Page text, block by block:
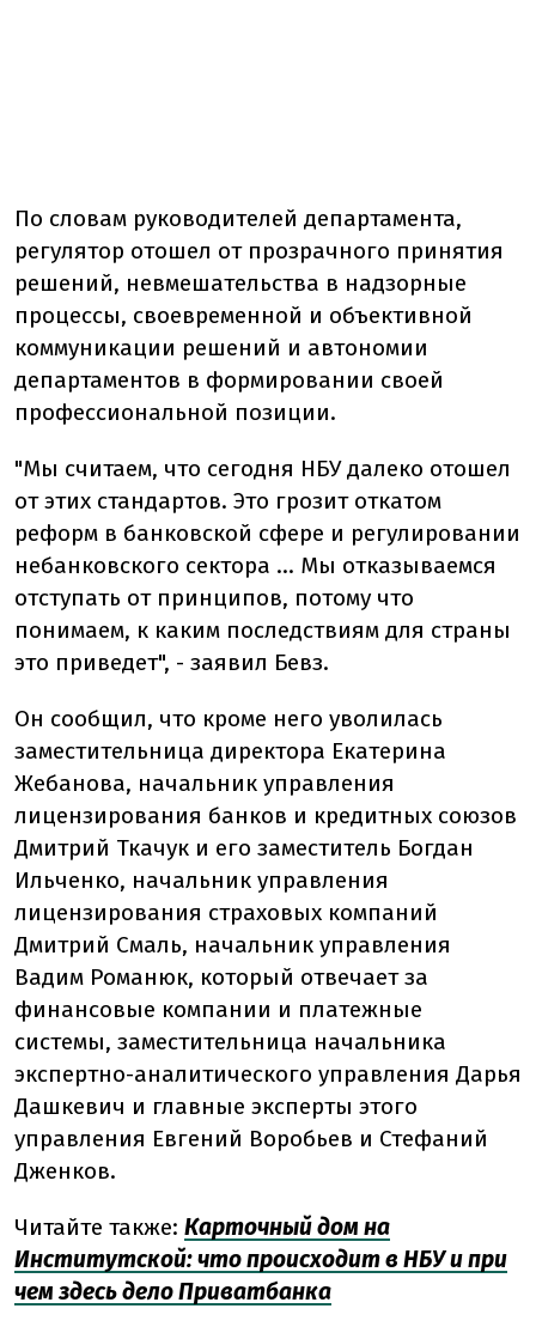
По словам руководителей департамента,
регулятор отошел от прозрачного принятия
решений, невмешательства в надзорные
процессы, своевременной и объективной
коммуникации решений и автономии
департаментов в формировании своей
профессиональной позиции.
"Мы считаем, что сегодня НБУ далеко отошел
от этих стандартов. Это грозит откатом
реформ в банковской сфере и регулировании
небанковского сектора ... Мы отказываемся
отступать от принципов, потому что
понимаем, к каким последствиям для страны
это приведет", - заявил Бевз.
Он сообщил, что кроме него уволилась
заместительница директора Екатерина
Жебанова, начальник управления
лицензирования банков и кредитных союзов
Дмитрий Ткачук и его заместитель Богдан
Ильченко, начальник управления
лицензирования страховых компаний
Дмитрий Смаль, начальник управления
Вадим Романюк, который отвечает за
финансовые компании и платежные
системы, заместительница начальника
экспертно-аналитического управления Дарья
Дашкевич и главные эксперты этого
управления Евгений Воробьев и Стефаний
Дженков.
Читайте также: Карточный дом на
Институтской: что происходит в НБУ и при
чем здесь дело Приватбанка